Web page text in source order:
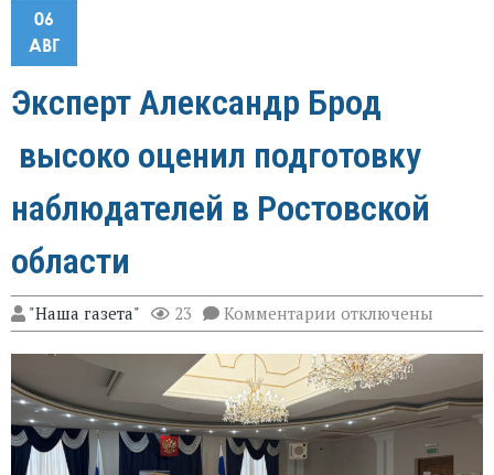
06
АВГ
Эксперт Александр Брод
высоко оценил подготовку
наблюдателей в Ростовской
области
"Наша газета" 23 Комментарии к
записи
Эксперт
Александр
Брод
высоко
оценил
подготовку
наблюдателей
отключены